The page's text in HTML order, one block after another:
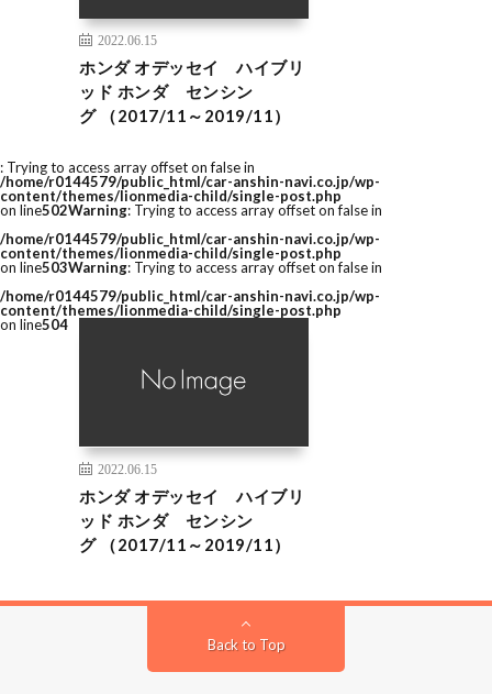
2022.06.15
ホンダ オデッセイ ハイブリ
ッド ホンダ センシン
グ （2017/11～2019/11）
: Trying to access array offset on false in
/home/r0144579/public_html/car-anshin-navi.co.jp/wp-
content/themes/lionmedia-child/single-post.php
on line502Warning: Trying to access array offset on false in
/home/r0144579/public_html/car-anshin-navi.co.jp/wp-
content/themes/lionmedia-child/single-post.php
on line503Warning: Trying to access array offset on false in
/home/r0144579/public_html/car-anshin-navi.co.jp/wp-
content/themes/lionmedia-child/single-post.php
on line504
2022.06.15
ホンダ オデッセイ ハイブリ
ッド ホンダ センシン
グ （2017/11～2019/11）
Back to Top